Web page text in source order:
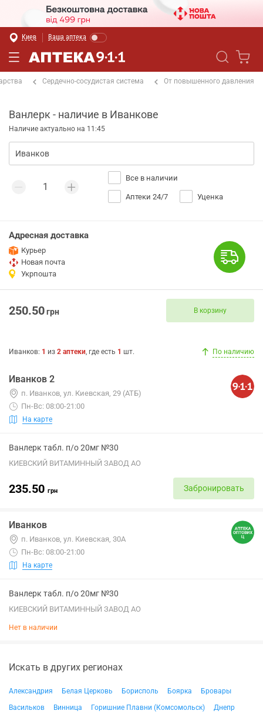
Киев Ваша аптека
Сердечно-сосудистая система От повышенного давления
Ванлерк - наличие в Иванкове
Наличие актуально на 11:45
Все в наличии
Аптеки 24/7 Уценка
Адресная доставка
Курьер
Новая почта
Укрпошта
250.50грн В корзину
Иванков: 1 из 2 аптеки, где есть 1 шт. По наличию
Иванков 2
п. Иванков, ул. Киевская, 29 (АТБ)
Пн-Вс: 08:00-21:00
На карте
Ванлерк табл. п/о 20мг №30
КИЕВСКИЙ ВИТАМИННЫЙ ЗАВОД АО
235.50 грн Забронировать
Иванков
п. Иванков, ул. Киевская, 30А
Пн-Вс: 08:00-21:00
На карте
Ванлерк табл. п/о 20мг №30
КИЕВСКИЙ ВИТАМИННЫЙ ЗАВОД АО
Нет в наличии
Искать в других регионах
Александрия Белая Церковь Борисполь Боярка
Бровары
Васильков
Винница Горишние Плавни (Комсомольск)
Днепр